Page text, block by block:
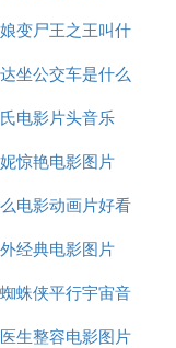
变尸王之王叫什
么电影
坐公交车是什么
电影
电影片头音乐
惊艳电影图片
电影动画片好看
的
经典电影图片
蛛侠平行宇宙音
乐
生整容电影图片